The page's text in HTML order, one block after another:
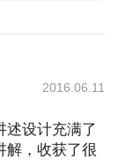
2016.06.11
述设计充满了
解，收获了很